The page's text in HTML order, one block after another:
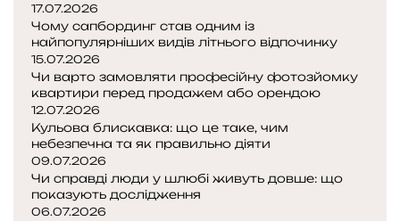
P
i
z
z
a
d
e
x
і
17.07.2026
Чому сапбординг став одним із
найпопулярніших видів літнього відпочинку
15.07.2026
Чи варто замовляти професійну фотозйомку
квартири перед продажем або орендою
12.07.2026
Кульова блискавка: що це таке, чим
небезпечна та як правильно діяти
09.07.2026
Чи справді люди у шлюбі живуть довше: що
показують дослідження
06.07.2026